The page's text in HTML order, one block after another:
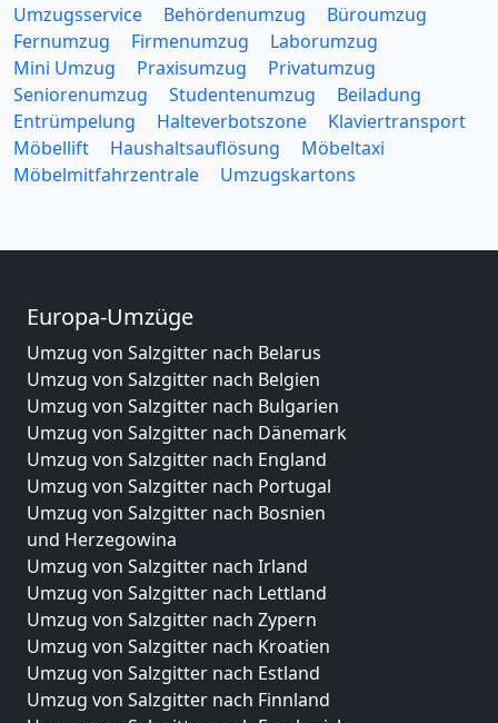
Umzugsservice Behördenumzug
Büroumzug
Fernumzug
Firmenumzug
Laborumzug
Mini Umzug
Praxisumzug
Privatumzug
Seniorenumzug
Studentenumzug
Beiladung
Entrümpelung
Halteverbotszone
Klaviertransport
Möbellift
Haushaltsauflösung
Möbeltaxi
Möbelmitfahrzentrale
Umzugskartons
Europa-Umzüge
Umzug von Salzgitter nach Belarus
Umzug von Salzgitter nach Belgien
Umzug von Salzgitter nach Bulgarien
Umzug von Salzgitter nach Dänemark
Umzug von Salzgitter nach England
Umzug von Salzgitter nach Portugal
Umzug von Salzgitter nach Bosnien
und Herzegowina
Umzug von Salzgitter nach Irland
Umzug von Salzgitter nach Lettland
Umzug von Salzgitter nach Zypern
Umzug von Salzgitter nach Kroatien
Umzug von Salzgitter nach Estland
Umzug von Salzgitter nach Finnland